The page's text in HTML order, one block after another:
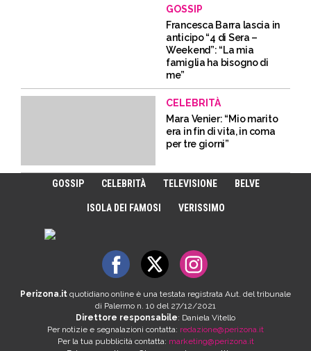
GOSSIP
Francesca Barra lascia in
anticipo “4 di Sera –
Weekend”: “La mia
famiglia ha bisogno di
me”
CELEBRITÀ
Mara Venier: “Mio marito
era in fin di vita, in coma
per tre giorni”
GOSSIP CELEBRITÀ TELEVISIONE BELVE
ISOLA DEI FAMOSI VERISSIMO
Perizona.it quotidiano online è una testata registrata Aut. del tribunale
di Palermo n. 10 del 27/12/2021
Direttore responsabile: Daniela Vitello
Per notizie e segnalazioni contatta: redazione@perizona.it
Per la tua pubblicità contatta: marketing@perizona.it